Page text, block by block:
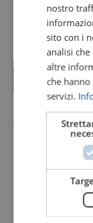
Invia
è mancata
Elsa
in Deppieri
nostro
sito con i
analisi
altre
che
servizi.